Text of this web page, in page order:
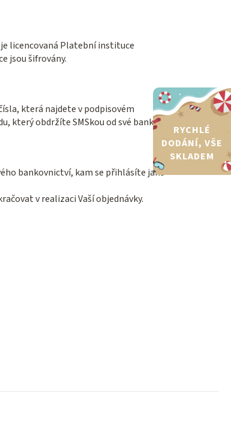
licencovaná Platební instituce
jsou šifrovány.
která najdete v podpisovém
který obdržíte SMSkou od své banky.
bankovnictví, kam se přihlásíte jako
v realizaci Vaší objednávky.
RYCHLÉ
DODÁNÍ, VŠE
SKLADEM